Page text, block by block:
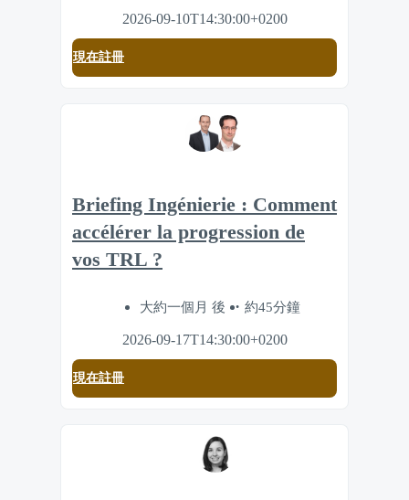
2026-09-10T14:30:00+0200
現在註冊
Briefing Ingénierie : Comment
accélérer la progression de
vos TRL ?
大約一個月 後 約45分鐘
2026-09-17T14:30:00+0200
現在註冊